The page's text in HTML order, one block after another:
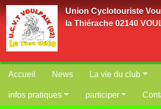
Union Cyclotouriste
la Thiérache 02140
Accueil News La vie du club
infos pratiques participer
Panneau de gestion des cookies